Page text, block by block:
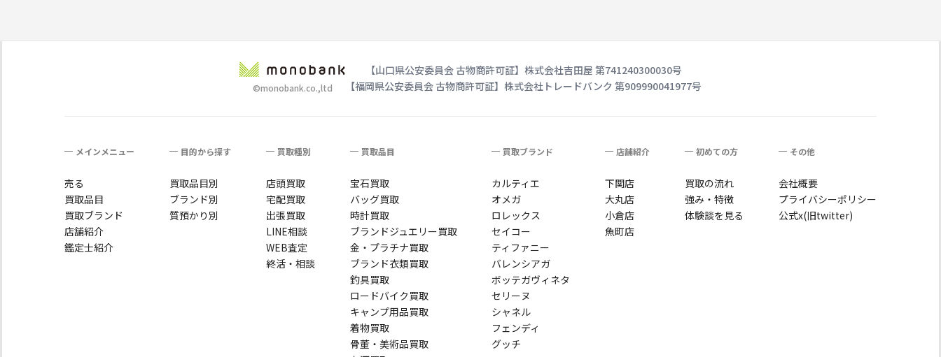
©monobank.co.,ltd
【山口県公安委員会 古物商許可証】 株式会社吉田屋 第741240300030号
【福岡県公安委員会 古物商許可証】 株式会社トレードバンク 第909990041977号
メインメニュー
売る
買取品目
買取ブランド
店舗紹介
鑑定士紹介
目的から探す
買取品目別
ブランド別
質預かり別
買取種別
店頭買取
宅配買取
出張買取
LINE相談
WEB査定
終活・相談
買取品目
宝石買取
バッグ買取
時計買取
ブランドジュエリー買取
金・プラチナ買取
ブランド衣類買取
釣具買取
ロードバイク買取
キャンプ用品買取
着物買取
骨董・美術品買取
買取ブランド
カルティエ
オメガ
ロレックス
セイコー
ティファニー
バレンシアガ
ボッテガヴィネタ
セリーヌ
シャネル
フェンディ
グッチ
店舗紹介
下関店
大丸店
小倉店
魚町店
初めての方
買取の流れ
強み・特徴
体験談を見る
その他
会社概要
プライバシーポリシー
公式x(旧twitter)